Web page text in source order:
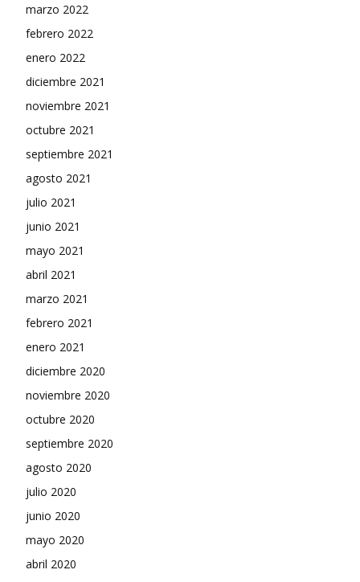
marzo 2022
febrero 2022
enero 2022
diciembre 2021
noviembre 2021
octubre 2021
septiembre 2021
agosto 2021
julio 2021
junio 2021
mayo 2021
abril 2021
marzo 2021
febrero 2021
enero 2021
diciembre 2020
noviembre 2020
octubre 2020
septiembre 2020
agosto 2020
julio 2020
junio 2020
mayo 2020
abril 2020